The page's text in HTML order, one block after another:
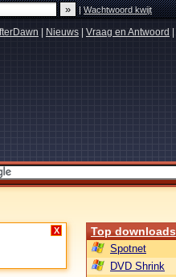
|Wachtwoord kwijt
Nieuws Vraag en Antwoord
X Top downloads
Spotnet
DVD Shrink